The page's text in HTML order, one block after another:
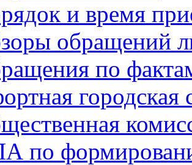
и время
обращений
по
городская
по